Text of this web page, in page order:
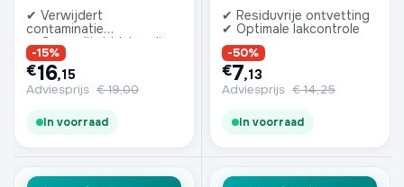
✔ Verwijdert
contaminatie
✔ Geen glijmiddel nodig
-15%
€16,15
Adviesprijs €19,00
In voorraad
✔ Residuvrije ontvetting
✔ Optimale lakcontrole
-50%
€7,13
Adviesprijs €14,25
In voorraad